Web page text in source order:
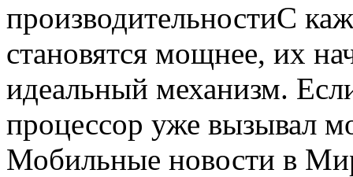
производительностиС
становятся мощнее, их
идеальный механизм.
процессор уже вызывал
Мобильные новости в